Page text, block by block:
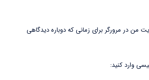
من در مرورگر برای زمانی که دوباره دیدگاهی
وارد کنید: